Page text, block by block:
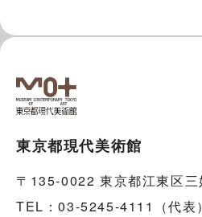
東京都現代美術館
〒135-0022 東京都江東区
TEL：03-5245-4111（代表）